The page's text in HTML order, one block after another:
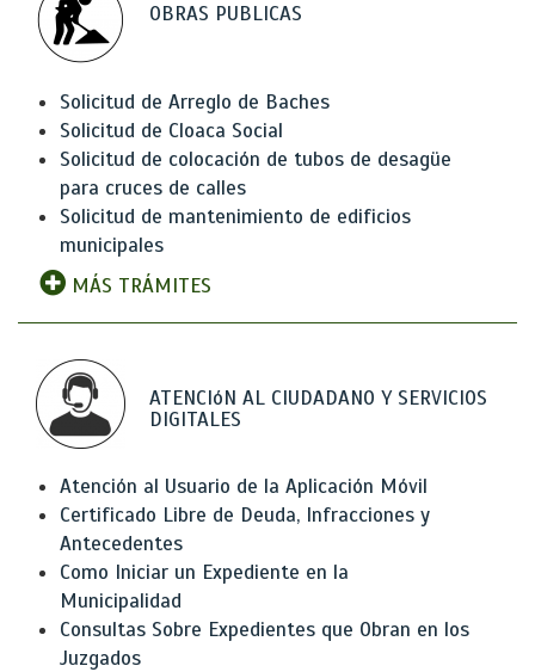
OBRAS PUBLICAS
Solicitud de Arreglo de Baches
Solicitud de Cloaca Social
Solicitud de colocación de tubos de desagüe
para cruces de calles
Solicitud de mantenimiento de edificios
municipales
MÁS TRÁMITES
ATENCIóN AL CIUDADANO Y SERVICIOS
DIGITALES
Atención al Usuario de la Aplicación Móvil
Certificado Libre de Deuda, Infracciones y
Antecedentes
Como Iniciar un Expediente en la
Municipalidad
Consultas Sobre Expedientes que Obran en los
Juzgados